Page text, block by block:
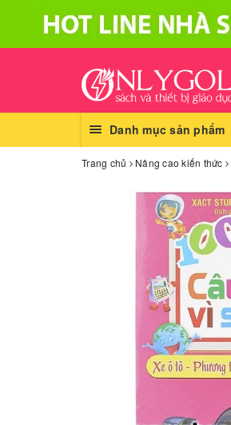
Danh mục sản phẩm
Trang chủ Nâng cao kiến thức